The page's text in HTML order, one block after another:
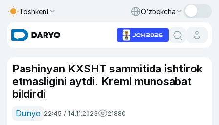
Toshkent O‘zbekcha
Pashinyan KXSHT sammitida ishtirok
etmasligini aytdi. Kreml munosabat
bildirdi
Dunyo 22:45 / 14.11.2023 21880